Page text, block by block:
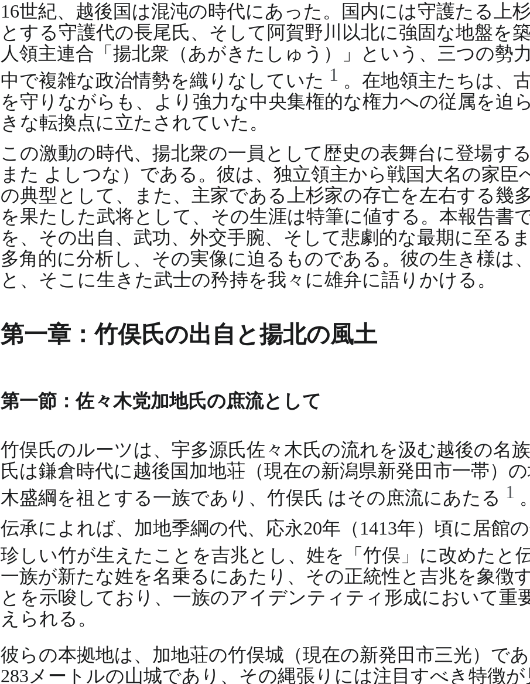
16世紀、越後国は混沌の時代にあった。国内には守護たる上
とする守護代の長尾氏、そして阿賀野川以北に強固な地盤を
人領主連合「揚北衆（あがきたしゅう）」という、三つの勢
中で複雑な政治情勢を織りなしていた 1 。在地領主たちは、
を守りながらも、より強力な中央集権的な権力への従属を迫
きな転換点に立たされていた。
この激動の時代、揚北衆の一員として歴史の表舞台に登場す
また よしつな）である。彼は、独立領主から戦国大名の家臣
の典型として、また、主家である上杉家の存亡を左右する幾
を果たした武将として、その生涯は特筆に値する。本報告書
を、その出自、武功、外交手腕、そして悲劇的な最期に至る
多角的に分析し、その実像に迫るものである。彼の生き様は
と、そこに生きた武士の矜持を我々に雄弁に語りかける。
第一章：竹俣氏の出自と揚北の風土
第一節：佐々木党加地氏の庶流として
竹俣氏のルーツは、宇多源氏佐々木氏の流れを汲む越後の名
氏は鎌倉時代に越後国加地荘（現在の新潟県新発田市一帯）
木盛綱を祖とする一族であり、竹俣氏 はその庶流にあたる 1
伝承によれば、加地季綱の代、応永20年（1413年）頃に居館
珍しい竹が生えたことを吉兆とし、姓を「竹俣」に改めたと
一族が新たな姓を名乗るにあたり、その正統性と吉兆を象徴
とを示唆しており、一族のアイデンティティ形成において重
えられる。
彼らの本拠地は、加地荘の竹俣城（現在の新発田市三光）で
283メートルの山城であり、その縄張りには注目すべき特徴